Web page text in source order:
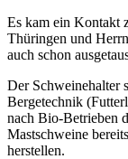
Es kam ein Kontakt
Thüringen und
auch schon
Der Schweinehalter
Bergetechnik
nach Bio-Betrieben
Mastschweine
herstellen.